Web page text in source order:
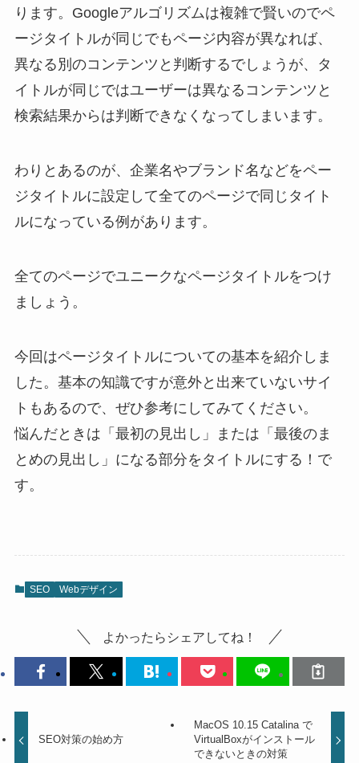
ります。Googleアルゴリズムは複雑で賢いのでペ
ージタイトルが同じでもページ内容が異なれば、
異なる別のコンテンツと判断するでしょうが、タ
イトルが同じではユーザーは異なるコンテンツと
検索結果からは判断できなくなってしまいます。
わりとあるのが、企業名やブランド名などをペー
ジタイトルに設定して全てのページで同じタイト
ルになっている例があります。
全てのページでユニークなページタイトルをつけ
ましょう。
今回はページタイトルについての基本を紹介しま
した。基本の知識ですが意外と出来ていないサイ
トもあるので、ぜひ参考にしてみてください。
悩んだときは「最初の見出し」または「最後のま
とめの見出し」になる部分をタイトルにする！で
す。
SEO Webデザイン
よかったらシェアしてね！
SEO対策の始め方
MacOS 10.15 Catalina で
VirtualBoxがインストール
できないときの対策